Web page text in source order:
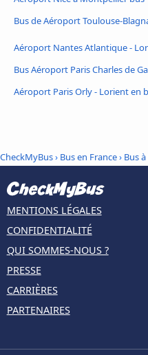
Bus de Aéroport Toulouse-
Aéroport Nantes Atlantique -
Bus Aéroport Paris Charles de
Aéroport Paris Orly - Lorient en
CheckMyBus› Bus en France› Bus
MENTIONS LÉGALES
CONFIDENTIALITÉ
QUI SOMMES-NOUS ?
PRESSE
CARRIÈRES
PARTENAIRES